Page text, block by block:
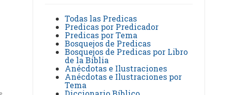
Todas las Predicas
Predicas por Predicador
Predicas por Tema
Bosquejos de Predicas
Bosquejos de Predicas por Libro
de la Biblia
Anécdotas e Ilustraciones
Anécdotas e Ilustraciones por
Tema